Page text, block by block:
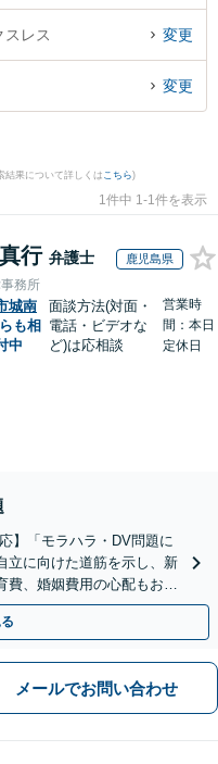
相談無料でセックスレスによる
護士に相談予約したい』などで
スレス 変更
変更
結果について詳しくは こちら)
1件中 1-1件を表示
行 弁護士 鹿児島県
務所
城南
も相
中
面談方法(対面・
電話・ビデオな
ど)は応相談
営業時
間：本日
定休日
】「モラハラ・DV問題に
立に向けた道筋を示し、新
費、婚姻費用の心配もお任
夜間相談可】
メールでお問い合わせ